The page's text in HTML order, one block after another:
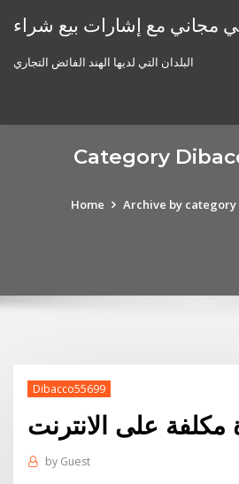
مجاني مع إشارات بيع شراء
البلدان التي لديها الهند الفائض التجاري
Category
Home Archive by category
Dibacco55699
مكلفة على الانترنت
by Guest